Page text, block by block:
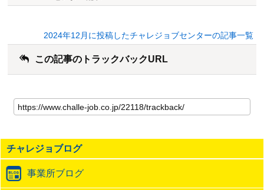
2024年12月に投稿したチャレジョブセンターの記事一覧
この記事のトラックバックURL
の
記
の
ト
ッ
ク
チャレジョブログ
事業所ブログ